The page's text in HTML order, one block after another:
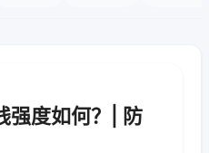
强度如何？| 防